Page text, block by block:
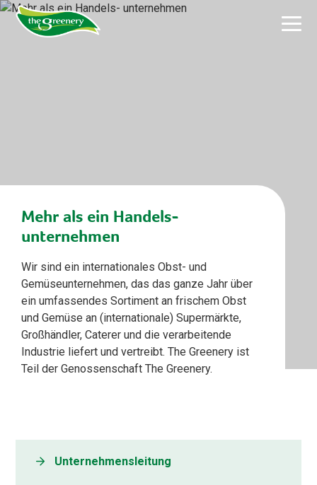
Mehr als ein Handels-
unternehmen
Wir sind ein internationales Obst- und
Gemüseunternehmen, das das ganze Jahr über
ein umfassendes Sortiment an frischem Obst
und Gemüse an (internationale) Supermärkte,
Großhändler, Caterer und die verarbeitende
Industrie liefert und vertreibt. The Greenery ist
Teil der Genossenschaft The Greenery.
Unternehmensleitung